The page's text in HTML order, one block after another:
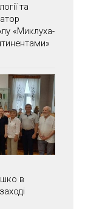
та
«Миклуха-
в